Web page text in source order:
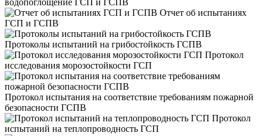
Отчет об испытаниях
ГСП и ГСПВ
Протоколы испытаний на грибостойкость ГСПВ
Протокол
исследования морозостойкости ГСП
Протокол испытания на соответствие требованиям пожарной
безопасности ГСПВ
Протокол
испытаний на теплопроводность ГСП